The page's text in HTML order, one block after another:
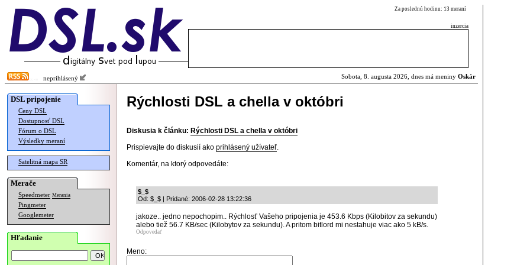
Za poslednú hodinu: 13 meraní
inzercia
neprihlásený Sobota, 8. augusta 2026, dnes má meniny Oskár
DSL pripojenie
Ceny DSL
Dostupnosť DSL
Fórum o DSL
Výsledky meraní
Satelitná mapa SR
Merače
Speedmeter Merania
Pingmeter
Googlemeter
Hľadanie
Rýchlosti DSL a chella v októbri
Diskusia k článku: Rýchlosti DSL a chella v októbri
Prispievajte do diskusií ako prihlásený užívateľ.
Komentár, na ktorý odpovedáte:
$_$
Od: $_$ | Pridané: 2006-02-28 13:22:36
jakoze.. jedno nepochopim.. Rýchlosť Vašeho pripojenia je 453.6 Kbps (Kilobitov za sekundu)
alebo tiež 56.7 KB/sec (Kilobytov za sekundu). A pritom bitlord mi nestahuje viac ako 5 kB/s.
Odpovedať
Meno: